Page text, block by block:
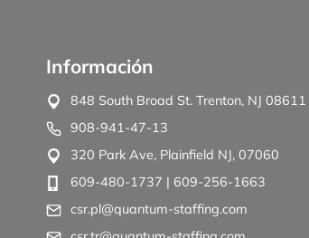
Información
848 South Broad St. Trenton, NJ 08611
908-941-47-13
320 Park Ave, Plainfield NJ, 07060
609-480-1737 | 609-256-1663
csr.pl@quantum-staffing.com